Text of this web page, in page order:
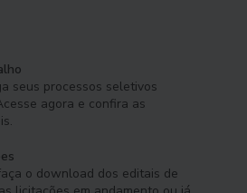
seus processos seletivos
agora e confira as
o download dos editais de